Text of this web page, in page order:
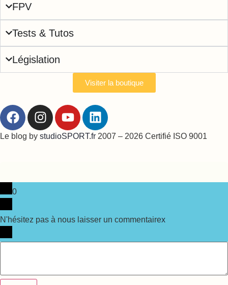
FPV
Tests & Tutos
Législation
Visiter la boutique
Le blog by studioSPORT.fr 2007 – 2026 Certifié ISO 9001
0
N'hésitez pas à nous laisser un commentairex